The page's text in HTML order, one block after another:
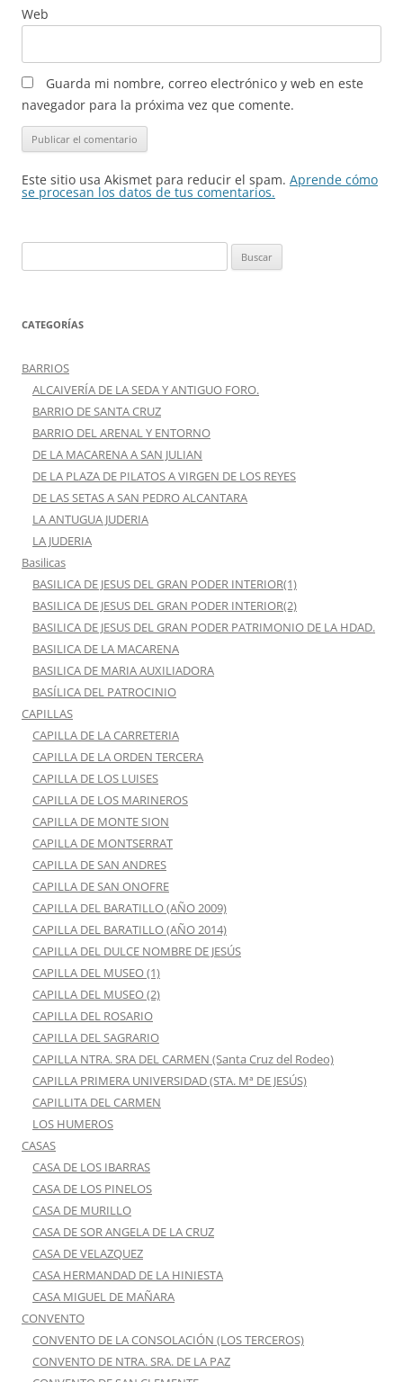
Web
Guarda mi nombre, correo electrónico y web en este
navegador para la próxima vez que comente.
Este sitio usa Akismet para reducir el spam. Aprende cómo
se procesan los datos de tus comentarios.
CATEGORÍAS
BARRIOS
ALCAIVERÍA DE LA SEDA Y ANTIGUO FORO.
BARRIO DE SANTA CRUZ
BARRIO DEL ARENAL Y ENTORNO
DE LA MACARENA A SAN JULIAN
DE LA PLAZA DE PILATOS A VIRGEN DE LOS REYES
DE LAS SETAS A SAN PEDRO ALCANTARA
LA ANTUGUA JUDERIA
LA JUDERIA
Basilicas
BASILICA DE JESUS DEL GRAN PODER INTERIOR(1)
BASILICA DE JESUS DEL GRAN PODER INTERIOR(2)
BASILICA DE JESUS DEL GRAN PODER PATRIMONIO DE LA HDAD.
BASILICA DE LA MACARENA
BASILICA DE MARIA AUXILIADORA
BASÍLICA DEL PATROCINIO
CAPILLAS
CAPILLA DE LA CARRETERIA
CAPILLA DE LA ORDEN TERCERA
CAPILLA DE LOS LUISES
CAPILLA DE LOS MARINEROS
CAPILLA DE MONTE SION
CAPILLA DE MONTSERRAT
CAPILLA DE SAN ANDRES
CAPILLA DE SAN ONOFRE
CAPILLA DEL BARATILLO (AÑO 2009)
CAPILLA DEL BARATILLO (AÑO 2014)
CAPILLA DEL DULCE NOMBRE DE JESÚS
CAPILLA DEL MUSEO (1)
CAPILLA DEL MUSEO (2)
CAPILLA DEL ROSARIO
CAPILLA DEL SAGRARIO
CAPILLA NTRA. SRA DEL CARMEN (Santa Cruz del Rodeo)
CAPILLA PRIMERA UNIVERSIDAD (STA. Mª DE JESÚS)
CAPILLITA DEL CARMEN
LOS HUMEROS
CASAS
CASA DE LOS IBARRAS
CASA DE LOS PINELOS
CASA DE MURILLO
CASA DE SOR ANGELA DE LA CRUZ
CASA DE VELAZQUEZ
CASA HERMANDAD DE LA HINIESTA
CASA MIGUEL DE MAÑARA
CONVENTO
CONVENTO DE LA CONSOLACIÓN (LOS TERCEROS)
CONVENTO DE NTRA. SRA. DE LA PAZ